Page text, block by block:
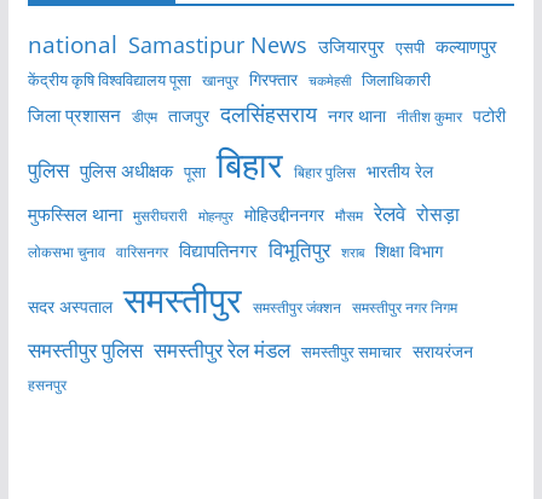
national Samastipur News उजियारपुर एसपी कल्याणपुर
केंद्रीय कृषि विश्वविद्यालय पूसा खानपुर गिरफ्तार चकमेहसी जिलाधिकारी
जिला प्रशासन डीएम ताजपुर दलसिंहसराय नगर थाना नीतीश कुमार पटोरी
पुलिस पुलिस अधीक्षक पूसा बिहार बिहार पुलिस भारतीय रेल
मुफस्सिल थाना मुसरीघरारी मोहनपुर मोहिउद्दीननगर मौसम रेलवे रोसड़ा
लोकसभा चुनाव वारिसनगर विद्यापतिनगर विभूतिपुर शराब शिक्षा विभाग
सदर अस्पताल समस्तीपुर समस्तीपुर जंक्शन समस्तीपुर नगर निगम
समस्तीपुर पुलिस समस्तीपुर रेल मंडल समस्तीपुर समाचार सरायरंजन
हसनपुर